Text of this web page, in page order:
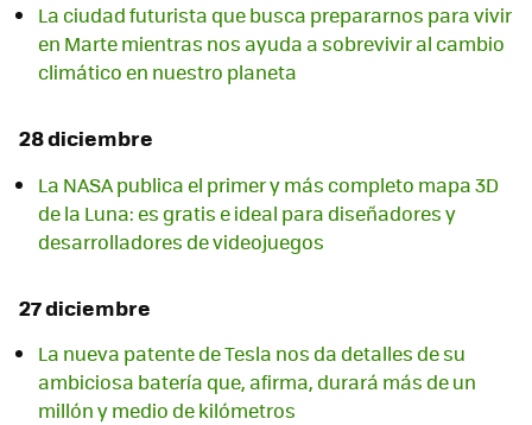
La ciudad futurista que busca prepararnos para vivir
en Marte mientras nos ayuda a sobrevivir al cambio
climático en nuestro planeta
28 diciembre
La NASA publica el primer y más completo mapa 3D
de la Luna: es gratis e ideal para diseñadores y
desarrolladores de videojuegos
27 diciembre
La nueva patente de Tesla nos da detalles de su
ambiciosa batería que, afirma, durará más de un
millón y medio de kilómetros